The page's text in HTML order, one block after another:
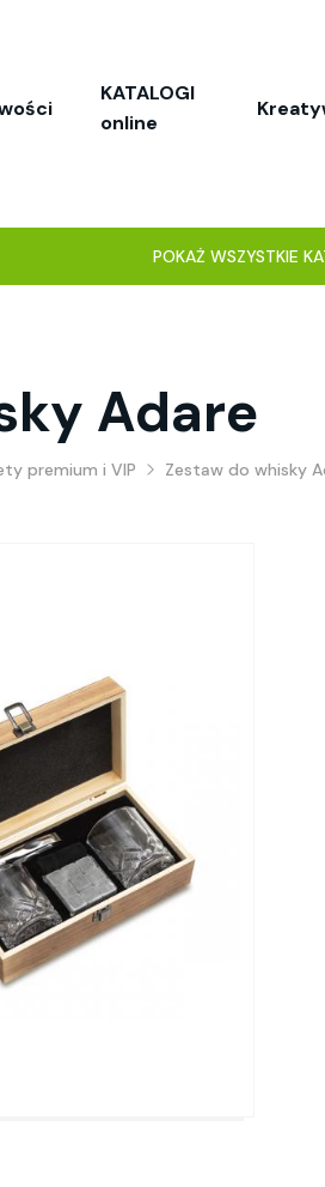
KATALOGI
online
POKAŻ WSZYSTKIE
Adare
premium i VIP Zestaw do whisky